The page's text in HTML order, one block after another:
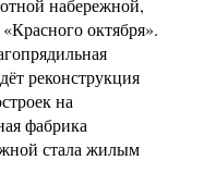
набережной,
октября».
реконструкция
на
фабрика
стала жилым